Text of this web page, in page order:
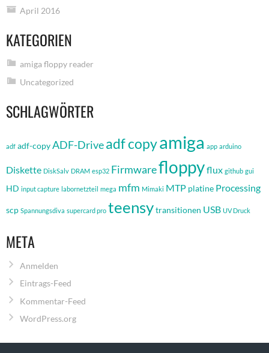
April 2016
KATEGORIEN
amiga floppy reader
Uncategorized
SCHLAGWÖRTER
adf adf-copyADF-Driveadf copyamiga app arduino
Diskette DiskSalv DRAM esp32 Firmwarefloppyflux github gui
HD input capture labornetzteil mega mfm Mimaki MTP platine Processing
scp Spannungsdiva supercard pro teensytransitionen USB UV Druck
META
Anmelden
Eintrags-Feed
Kommentar-Feed
WordPress.org